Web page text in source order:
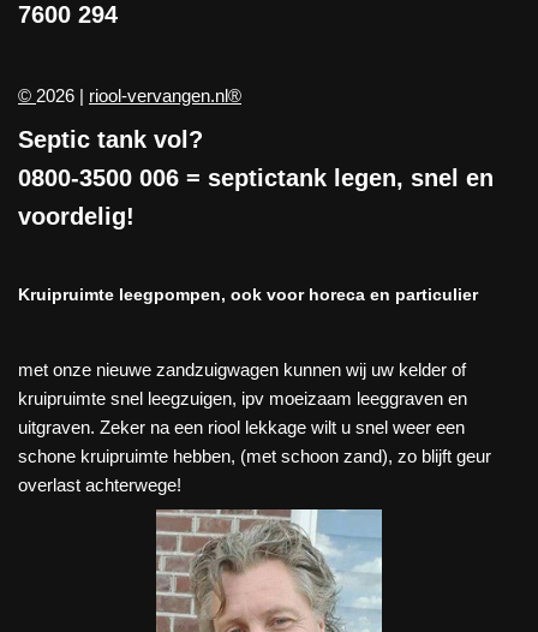
7600 294
© 2026 | riool-vervangen.nl®
Septic tank vol?
0800-3500 006 = septictank legen, snel en
voordelig!
Kruipruimte leegpompen, ook voor horeca en particulier
met onze nieuwe zandzuigwagen kunnen wij uw kelder of
kruipruimte snel leegzuigen, ipv moeizaam leeggraven en
uitgraven. Zeker na een riool lekkage wilt u snel weer een
schone kruipruimte hebben, (met schoon zand), zo blijft geur
overlast achterwege!